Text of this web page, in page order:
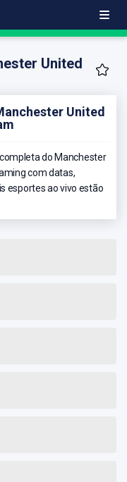
United
United
do Manchester
com datas,
esportes ao vivo estão